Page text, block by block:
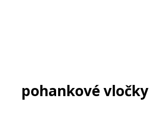
pohankové vločky